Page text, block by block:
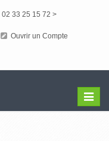
02 33 25 15 72 >
Ouvrir un Compte
Menu